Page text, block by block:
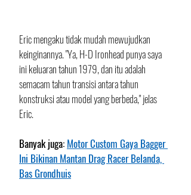
Eric mengaku tidak mudah mewujudkan
keinginannya. "Ya, H-D Ironhead punya saya
ini keluaran tahun 1979, dan itu adalah
semacam tahun transisi antara tahun
konstruksi atau model yang berbeda," jelas
Eric.
Banyak juga: Motor Custom Gaya Bagger
Ini Bikinan Mantan Drag Racer Belanda,
Bas Grondhuis